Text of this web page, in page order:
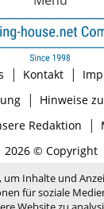
| Kontakt |
| Hinweise
Redaktion |
2026 © Copyright
Inhalte und
für soziale